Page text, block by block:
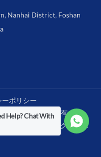
Nanhai District, Foshan
ポリシー
会社 .全著作権所有 . /
IPv6ネットワークをサポ
Help? Chat With